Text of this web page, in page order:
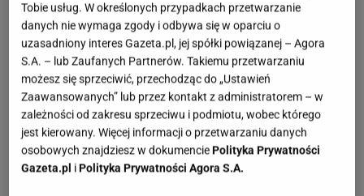
Tobie usług. W określonych przypadkach przetwarzanie
danych nie wymaga zgody i odbywa się w oparciu o
uzasadniony interes Gazeta.pl, jej spółki powiązanej – Agora
S.A. – lub Zaufanych Partnerów. Takiemu przetwarzaniu
możesz się sprzeciwić, przechodząc do „Ustawień
Zaawansowanych” lub przez kontakt z administratorem – w
zależności od zakresu sprzeciwu i podmiotu, wobec którego
jest kierowany. Więcej informacji o przetwarzaniu danych
osobowych znajdziesz w dokumenciePolityka Prywatności
Gazeta.pl iPolityka Prywatności Agora S.A.